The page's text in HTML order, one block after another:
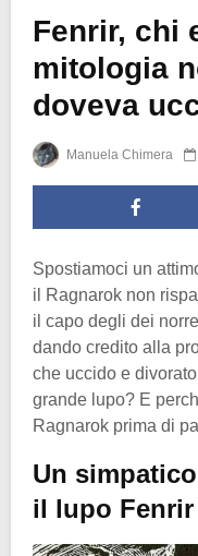
Fenrir, chi
mitologia
doveva
Manuela Chimera
Spostiamoci un
il Ragnarok non
il capo degli dei
dando credito alla
che uccido e
grande lupo? E
Ragnarok prima di
Un
il lupo Fenrir